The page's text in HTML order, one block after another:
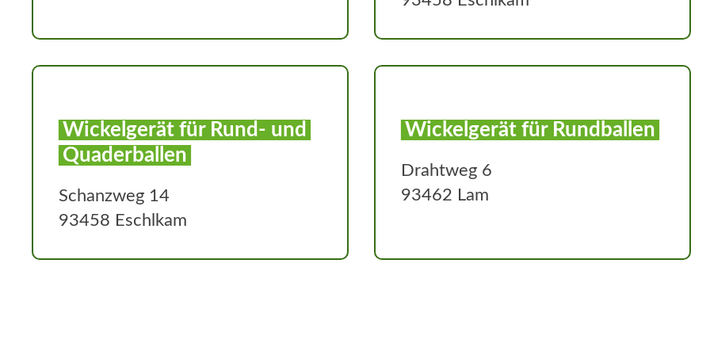
Wickelgerät für Rund- und
Quaderballen
Schanzweg 14
93458 Eschlkam
Wickelgerät für Rundballen
Drahtweg 6
93462 Lam